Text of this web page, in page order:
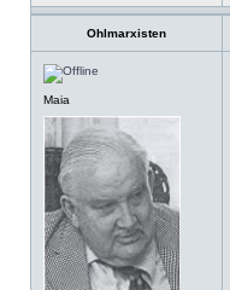
Ohlmarxisten
Maia